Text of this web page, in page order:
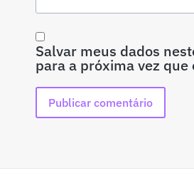
Salvar meus dados
para a próxima vez que